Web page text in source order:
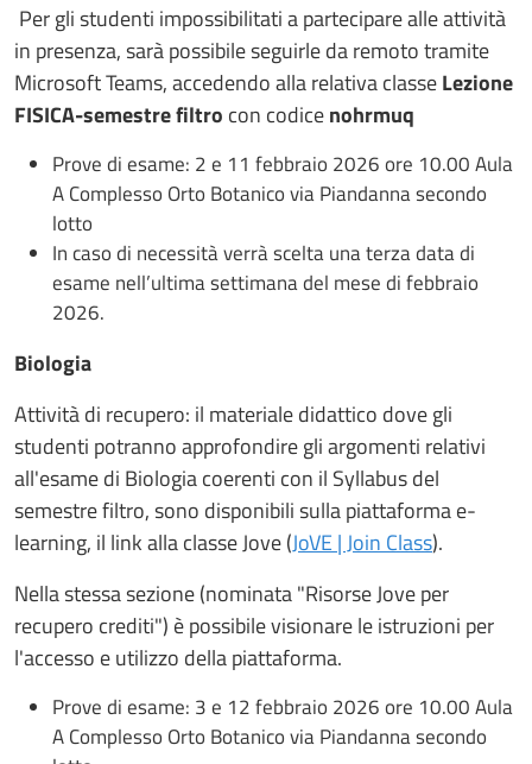
Per gli studenti impossibilitati a partecipare alle attività
in presenza, sarà possibile seguirle da remoto tramite
Microsoft Teams, accedendo alla relativa classeLezione
FISICA-semestre filtro con codicenohrmuq
Prove di esame: 2 e 11 febbraio 2026 ore 10.00 Aula
A Complesso Orto Botanico via Piandanna secondo
lotto
In caso di necessità verrà scelta una terza data di
esame nell’ultima settimana del mese di febbraio
2026.
Biologia
Attività di recupero: il materiale didattico dove gli
studenti potranno approfondire gli argomenti relativi
all'esame di Biologia coerenti con il Syllabus del
semestre filtro, sono disponibili sulla piattaforma e-
learning, il link alla classe Jove (JoVE | Join Class).
Nella stessa sezione (nominata "Risorse Jove per
recupero crediti") è possibile visionare le istruzioni per
l'accesso e utilizzo della piattaforma.
Prove di esame: 3 e 12 febbraio 2026 ore 10.00 Aula
A Complesso Orto Botanico via Piandanna secondo